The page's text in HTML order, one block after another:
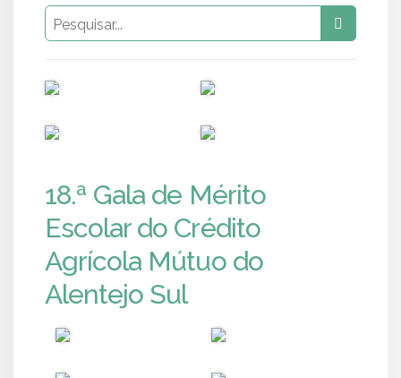
18.ª Gala de Mérito
Escolar do Crédito
Agrícola Mútuo do
Alentejo Sul